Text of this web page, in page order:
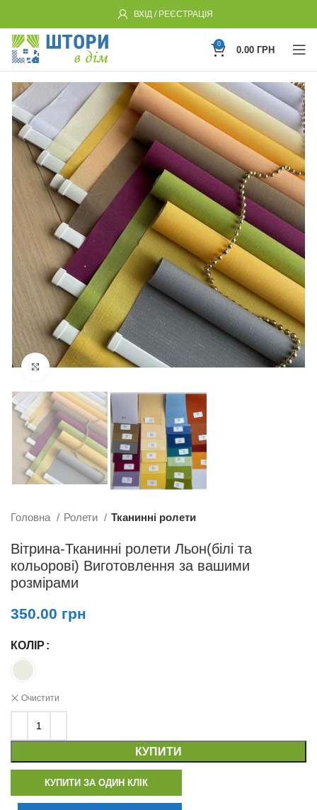
ВХІД / РЕЄСТРАЦІЯ
0
0.00 ГРН
Збільшити
Головна Ролети Тканинні ролети
Вітрина-Тканинні ролети Льон(білі та
кольорові) Виготовлення за вашими
розмірами
350.00 грн
КОЛІР
Очистити
КУПИТИ
КУПИТИ ЗА ОДИН КЛІК